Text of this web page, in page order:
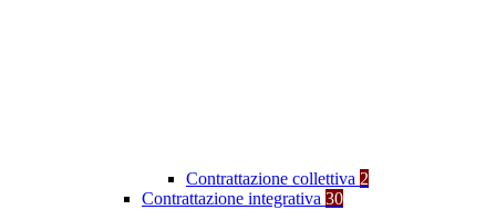
Contrattazione collettiva 2
Contrattazione integrativa 30